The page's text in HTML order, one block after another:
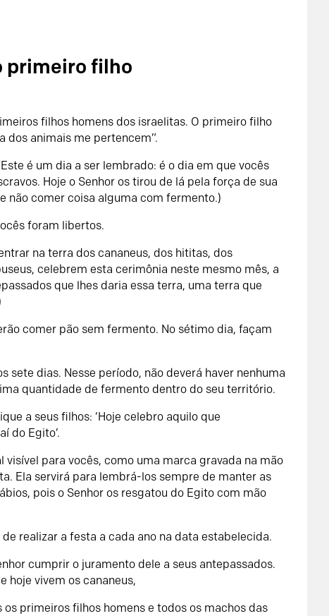
primeiro filho
filhos homens dos israelitas. O primeiro filho
dos animais me pertencem”.
é um dia a ser lembrado: é o dia em que vocês
Hoje o Senhor os tirou de lá pela força de sua
não comer coisa alguma com fermento.)
foram libertos.
na terra dos cananeus, dos hititas, dos
celebrem esta cerimônia neste mesmo mês, a
que lhes daria essa terra, uma terra que
comer pão sem fermento. No sétimo dia, façam
sete dias. Nesse período, não deverá haver nenhuma
quantidade de fermento dentro do seu território.
a seus filhos: ‘Hoje celebro aquilo que
do Egito’.
visível para vocês, como uma marca gravada na mão
Ela servirá para lembrá-los sempre de manter as
pois o Senhor os resgatou do Egito com mão
realizar a festa a cada ano na data estabelecida.
cumprir o juramento dele a seus antepassados.
hoje vivem os cananeus,
os primeiros filhos homens e todos os machos das